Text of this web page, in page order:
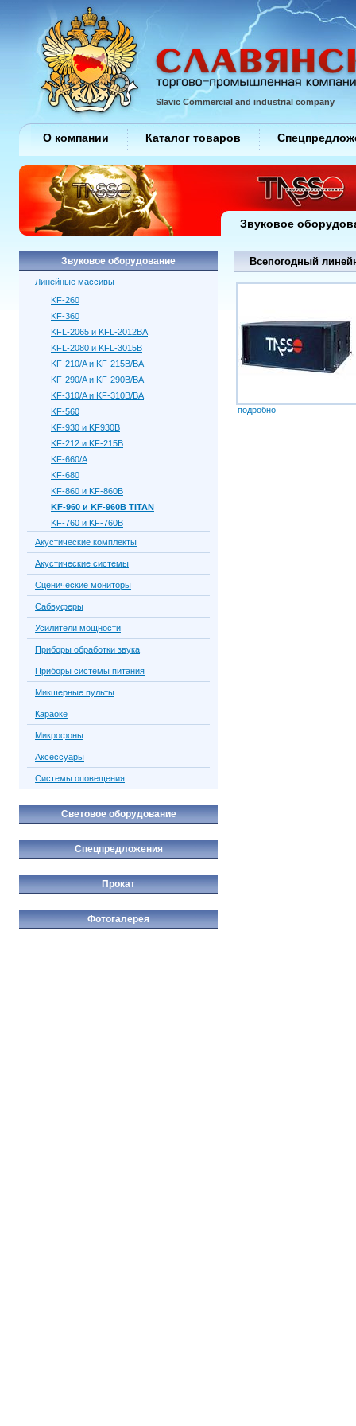
Всепогодный
подробно
Звуковое оборудование
Линейные массивы
KF-260
KF-360
KFL-2065 и KFL-2012BA
KFL-2080 и KFL-3015B
KF-210/A и KF-215B/BA
KF-290/A и KF-290B/BA
KF-310/A и KF-310B/BA
KF-560
KF-930 и KF930B
KF-212 и KF-215B
KF-660/A
KF-680
KF-860 и KF-860B
KF-960 и KF-960B TITAN
KF-760 и KF-760B
Акустические комплекты
Акустические системы
Сценические мониторы
Сабвуферы
Усилители мощности
Приборы обработки звука
Приборы системы питания
Микшерные пульты
Караоке
Микрофоны
Аксессуары
Системы оповещения
Световое оборудование
Спецпредложения
Прокат
Фотогалерея
Slavic Commercial and industrial company
О компании Каталог товаров
Звуковое